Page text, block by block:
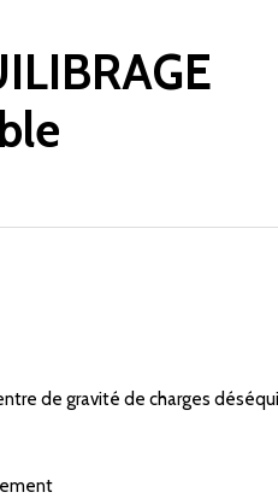
de gravité de charges